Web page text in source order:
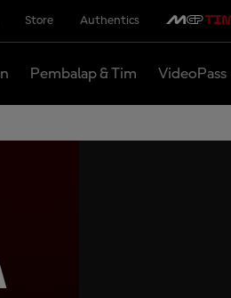
Store Authentics
Pembalap & Tim VideoPass